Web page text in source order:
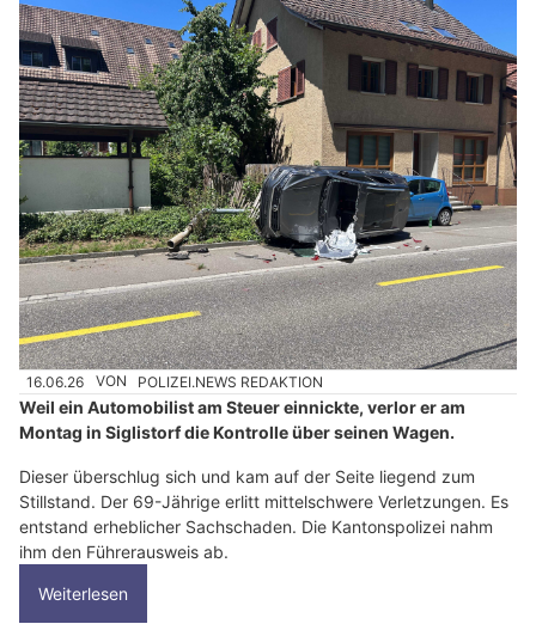
16.06.26 VON POLIZEI.NEWS REDAKTION
Weil ein Automobilist am Steuer einnickte, verlor er am
Montag in Siglistorf die Kontrolle über seinen Wagen.
Dieser überschlug sich und kam auf der Seite liegend zum
Stillstand. Der 69-Jährige erlitt mittelschwere Verletzungen. Es
entstand erheblicher Sachschaden. Die Kantonspolizei nahm
ihm den Führerausweis ab.
Weiterlesen